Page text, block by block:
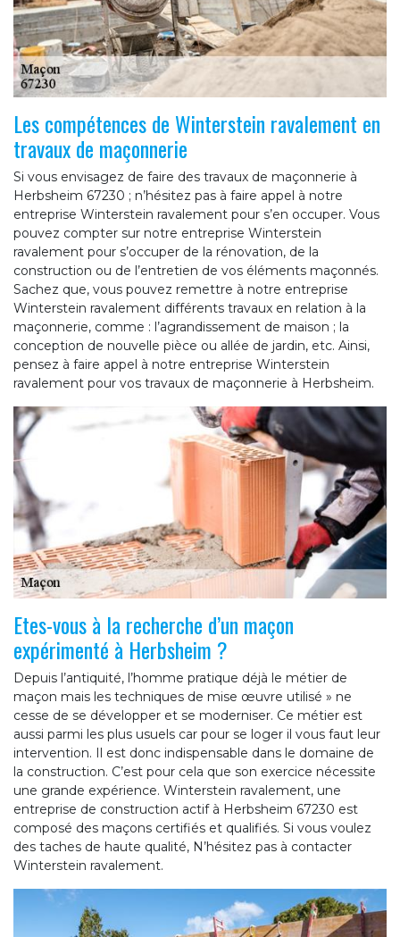
Les compétences de Winterstein ravalement en
travaux de maçonnerie
Si vous envisagez de faire des travaux de maçonnerie à
Herbsheim 67230 ; n’hésitez pas à faire appel à notre
entreprise Winterstein ravalement pour s’en occuper. Vous
pouvez compter sur notre entreprise Winterstein
ravalement pour s’occuper de la rénovation, de la
construction ou de l’entretien de vos éléments maçonnés.
Sachez que, vous pouvez remettre à notre entreprise
Winterstein ravalement différents travaux en relation à la
maçonnerie, comme : l’agrandissement de maison ; la
conception de nouvelle pièce ou allée de jardin, etc. Ainsi,
pensez à faire appel à notre entreprise Winterstein
ravalement pour vos travaux de maçonnerie à Herbsheim.
Etes-vous à la recherche d’un maçon
expérimenté à Herbsheim ?
Depuis l’antiquité, l’homme pratique déjà le métier de
maçon mais les techniques de mise œuvre utilisé » ne
cesse de se développer et se moderniser. Ce métier est
aussi parmi les plus usuels car pour se loger il vous faut leur
intervention. Il est donc indispensable dans le domaine de
la construction. C’est pour cela que son exercice nécessite
une grande expérience. Winterstein ravalement, une
entreprise de construction actif à Herbsheim 67230 est
composé des maçons certifiés et qualifiés. Si vous voulez
des taches de haute qualité, N’hésitez pas à contacter
Winterstein ravalement.